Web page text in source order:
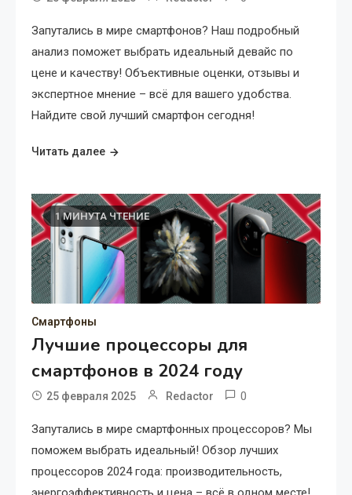
Запутались в мире смартфонов? Наш подробный
анализ поможет выбрать идеальный девайс по
цене и качеству! Объективные оценки, отзывы и
экспертное мнение – всё для вашего удобства.
Найдите свой лучший смартфон сегодня!
Читать далее
1 МИНУТА ЧТЕНИЕ
Смартфоны
Лучшие процессоры для
смартфонов в 2024 году
25 февраля 2025 Redactor 0
Запутались в мире смартфонных процессоров? Мы
поможем выбрать идеальный! Обзор лучших
процессоров 2024 года: производительность,